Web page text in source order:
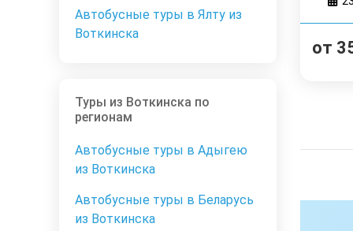
Автобусные туры в Ялту из
Воткинска
Туры из Воткинска по
регионам
Автобусные туры в Адыгею
из Воткинска
Автобусные туры в Беларусь
из Воткинска
от